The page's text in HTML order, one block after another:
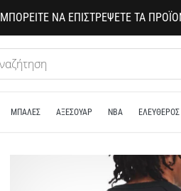
ΜΠΟΡΕΊΤΕ ΝΑ ΕΠΙΣΤΡΈΨΕΤΕ ΤΑ
ΜΠΑΛΕΣ ΑΞΕΣΟΥΑΡ NBA